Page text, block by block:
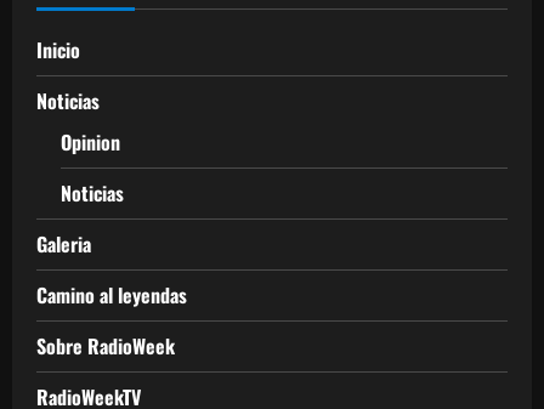
Inicio
Noticias
Opinion
Noticias
Galeria
Camino al leyendas
Sobre RadioWeek
RadioWeekTV